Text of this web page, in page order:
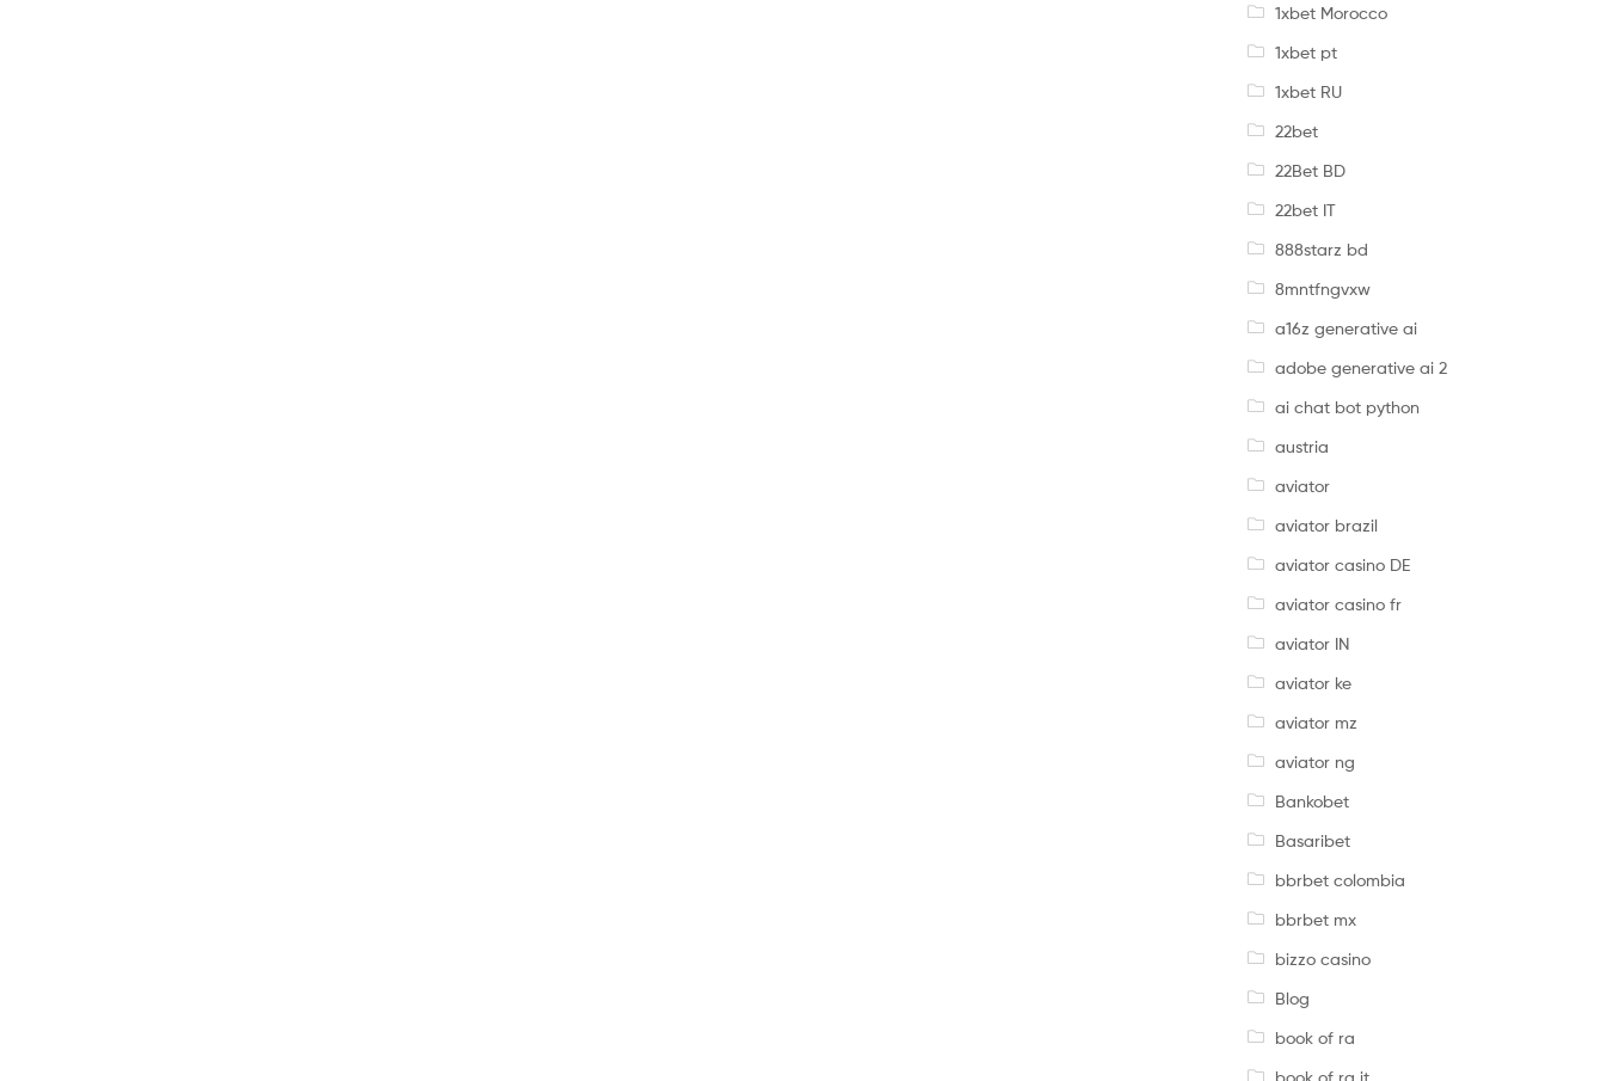
1xbet Morocco
1xbet pt
1xbet RU
22bet
22Bet BD
22bet IT
888starz bd
8mntfngvxw
a16z generative ai
adobe generative ai 2
ai chat bot python
austria
aviator
aviator brazil
aviator casino DE
aviator casino fr
aviator IN
aviator ke
aviator mz
aviator ng
Bankobet
Basaribet
bbrbet colombia
bbrbet mx
bizzo casino
Blog
book of ra
book of ra it